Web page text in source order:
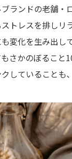
ランドの老舗
トレスを排しリ
変化を生み出し
さかのぼるこ
していることも